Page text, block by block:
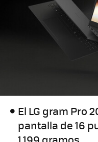
El LG gram Pro
pantalla de 16